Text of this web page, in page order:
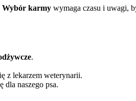
Wybór karmy wymaga czasu i uwagi,
.
z lekarzem weterynarii.
dla naszego psa.